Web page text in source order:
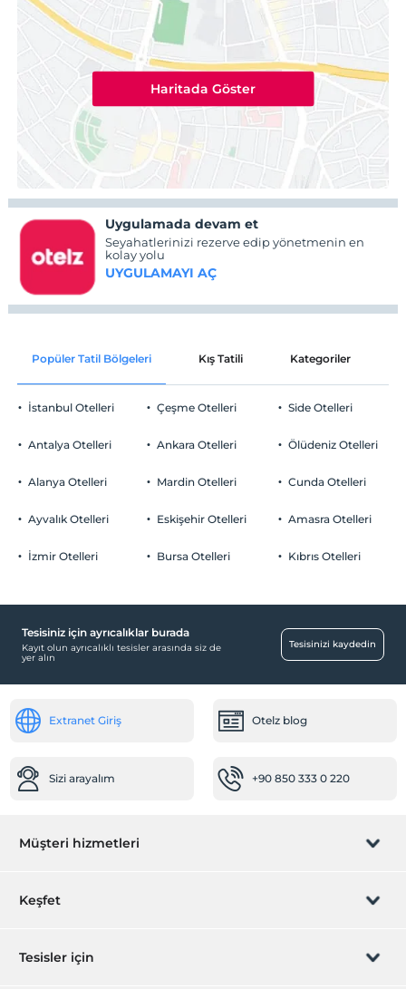
Haritada Göster
Uygulamada devam et
Seyahatlerinizi rezerve edip yönetmenin en
kolay yolu
UYGULAMAYI AÇ
Popüler Tatil Bölgeleri Kış Tatili Kategoriler
İstanbul Otelleri
Antalya Otelleri
Alanya Otelleri
Ayvalık Otelleri
İzmir Otelleri
Çeşme Otelleri
Ankara Otelleri
Mardin Otelleri
Eskişehir Otelleri
Bursa Otelleri
Side Otelleri
Ölüdeniz Otelleri
Cunda Otelleri
Amasra Otelleri
Kıbrıs Otelleri
Tesisiniz için ayrıcalıklar burada
Kayıt olun ayrıcalıklı tesisler arasında siz de
yer alın
Tesisinizi kaydedin
Extranet Giriş Otelz blog
Sizi arayalım +90 850 333 0 220
Müşteri hizmetleri
Rezervasyon yönet
Keşfet
Hediye Kart
Tesisler için